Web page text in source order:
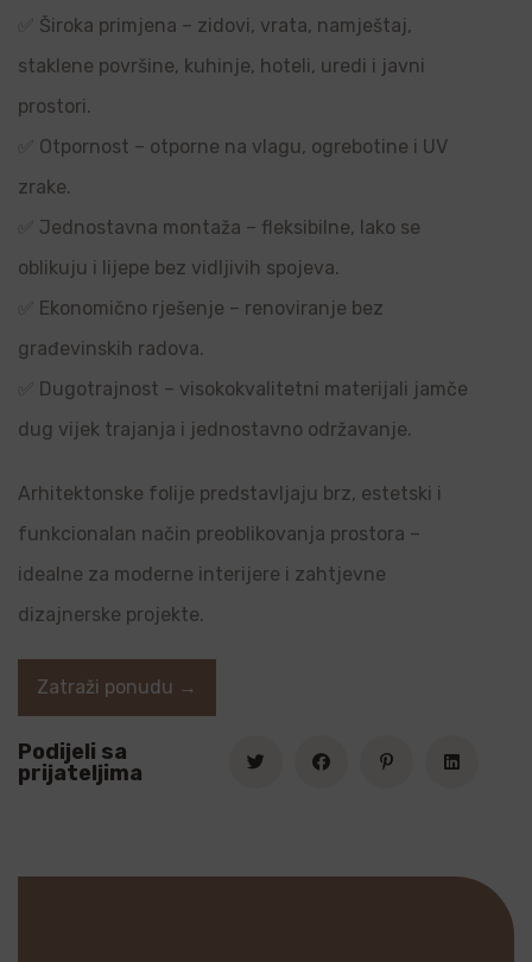
✅ Široka primjena – zidovi, vrata, namještaj,
staklene površine, kuhinje, hoteli, uredi i javni
prostori.
✅ Otpornost – otporne na vlagu, ogrebotine i UV
zrake.
✅ Jednostavna montaža – fleksibilne, lako se
oblikuju i lijepe bez vidljivih spojeva.
✅ Ekonomično rješenje – renoviranje bez
građevinskih radova.
✅ Dugotrajnost – visokokvalitetni materijali jamče
dug vijek trajanja i jednostavno održavanje.
Arhitektonske folije predstavljaju brz, estetski i
funkcionalan način preoblikovanja prostora –
idealne za moderne interijere i zahtjevne
dizajnerske projekte.
Podijeli sa
prijateljima
Zatraži ponudu →